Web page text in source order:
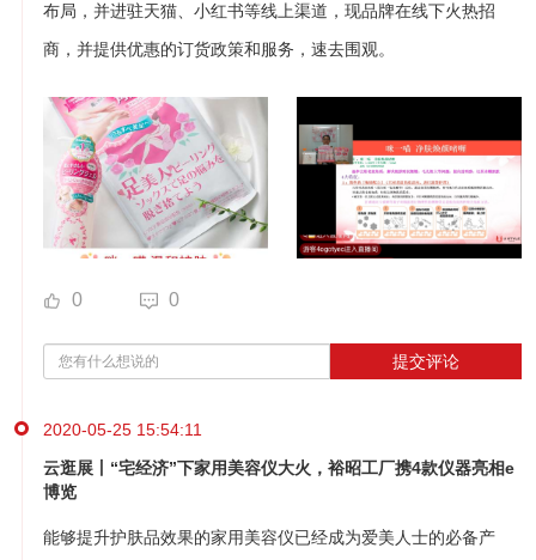
布局，并进驻天猫、小红书等线上渠道，现品牌在线下火热招
商，并提供优惠的订货政策和服务，速去围观。
0 0
提交评论
2020-05-25 15:54:11
云逛展丨“宅经济”下家用美容仪大火，裕昭工厂携4款仪器亮相e
博览
能够提升护肤品效果的家用美容仪已经成为爱美人士的必备产